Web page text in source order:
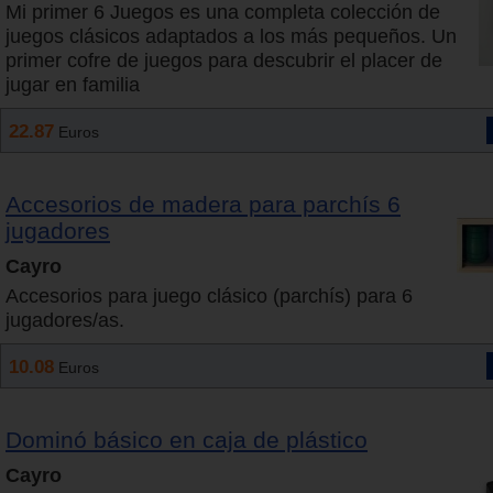
Mi primer 6 Juegos es una completa colección de
juegos clásicos adaptados a los más pequeños. Un
primer cofre de juegos para descubrir el placer de
jugar en familia
22.87 Euros
Accesorios de madera para parchís 6
jugadores
Cayro
Accesorios para juego clásico (parchís) para 6
jugadores/as.
10.08 Euros
Dominó básico en caja de plástico
Cayro